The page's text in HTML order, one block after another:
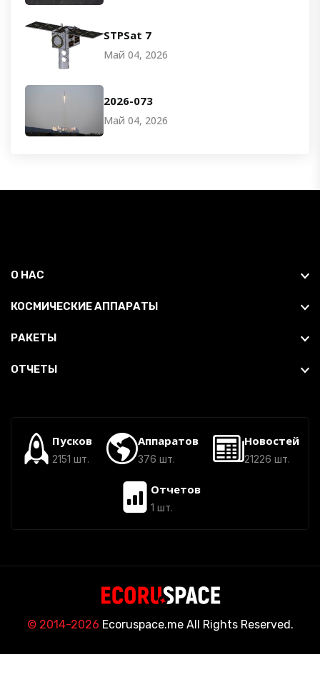
STPSat 7
Май 04, 2026
2026-073
Май 04, 2026
О НАС
КОСМИЧЕСКИЕ АППАРАТЫ
РАКЕТЫ
ОТЧЕТЫ
Пусков
2151 шт.
Аппаратов
376 шт.
Новостей
21226 шт.
Отчетов
1 шт.
© 2014-2026 Ecoruspace.me All Rights Reserved.